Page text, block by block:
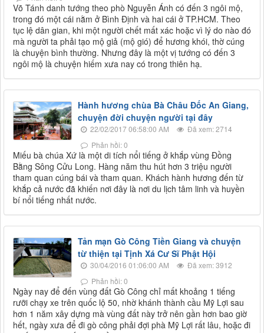
Võ Tánh danh tướng theo phò Nguyễn Ánh có đến 3 ngôi mộ,
trong đó một cái nằm ở Bình Định và hai cái ở TP.HCM. Theo
tục lệ dân gian, khi một người chết mất xác hoặc vì lý do nào đó
mà người ta phải tạo mộ giả (mộ gió) để hương khói, thờ cúng
là chuyện bình thường. Nhưng đây là một vị tướng có đến 3
ngôi mộ là chuyện hiếm xưa nay có trong thiên hạ.
Hành hương chùa Bà Châu Đốc An Giang,
chuyện đời chuyện người tại đây
22/02/2017 06:58:00 AM
Đã xem: 2714
Phản hồi: 0
Miếu bà chúa Xứ là một di tích nổi tiếng ở khắp vùng Đồng
Bằng Sông Cửu Long. Hàng năm thu hút hơn 3 triệu người
tham quan cúng bái và tham quan. Khách hành hương đến từ
khắp cả nước đã khiến nơi đây là nơi du lịch tâm linh và huyền
bí nổi tiếng nhất nước.
Tản mạn Gò Công Tiền Giang và chuyện
từ thiện tại Tịnh Xá Cư Sĩ Phật Hội
30/04/2016 01:06:00 AM
Đã xem: 3912
Phản hồi: 0
Ngày nay để đến vùng đất Gò Công chỉ mất khoảng 1 tiếng
rưỡi chạy xe trên quốc lộ 50, nhờ khánh thành cầu Mỹ Lợi sau
hơn 1 năm xây dựng mà vùng đất này trở nên gần hơn bao giờ
hết, ngày xưa để đi gò công phải đợi phà Mỹ Lợi rất lâu, hoặc đi